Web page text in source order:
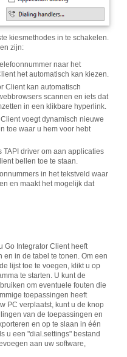
kiesmethodes in te schakelen.
zijn:
naar het
het automatisch kan kiezen.
Client kan automatisch
scannen en iets dat
in een klikbare hyperlink.
voegt dynamisch nieuwe
toe waar u hem voor hebt
TAPI driver om aan applicaties
bellen toe te staan.
in het tekstveld waar
en maakt het mogelijk dat
Go Integrator Client heeft
in de tabel te tonen. Om een
lijst toe te voegen, klikt u op
te starten. U kunt de
om eventuele fouten die
toepassingen heeft
PC verplaatst, kunt u de knop
van de toepassingen en
en op te slaan in één
u een "dial.settings" bestand
aan uw software,